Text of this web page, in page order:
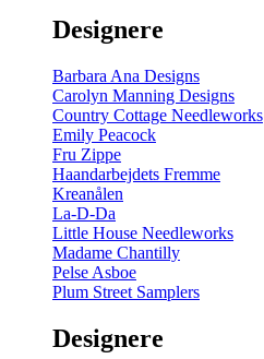
Designere
Barbara Ana Designs
Carolyn Manning Designs
Country Cottage Needleworks
Emily Peacock
Fru Zippe
Haandarbejdets Fremme
Kreanålen
La-D-Da
Little House Needleworks
Madame Chantilly
Pelse Asboe
Plum Street Samplers
Designere